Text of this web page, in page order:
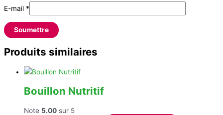
E-mail *
Produits similaires
Bouillon Nutritif
Note 5.00 sur 5